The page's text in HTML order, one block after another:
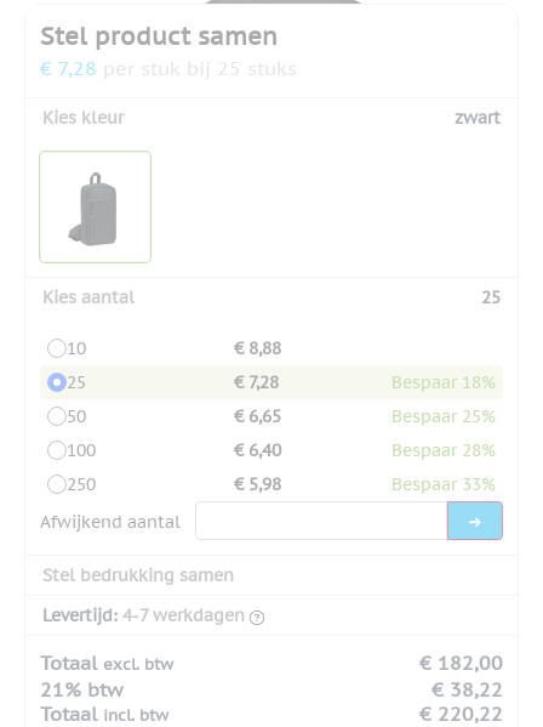
Stel product samen
€ 7,28 per stuk bij 25 stuks
Kies kleur zwart
Kies aantal 25
10
€ 8,88
25
€ 7,28
Bespaar 18%
50
€ 6,65
Bespaar 25%
100
€ 6,40
Bespaar 28%
250
€ 5,98
Bespaar 33%
Afwijkend aantal
Stel bedrukking samen
Levertijd: 4-7 werkdagen
Totaal excl. btw
€ 182,00
21% btw
€ 38,22
Totaal incl. btw € 220,22